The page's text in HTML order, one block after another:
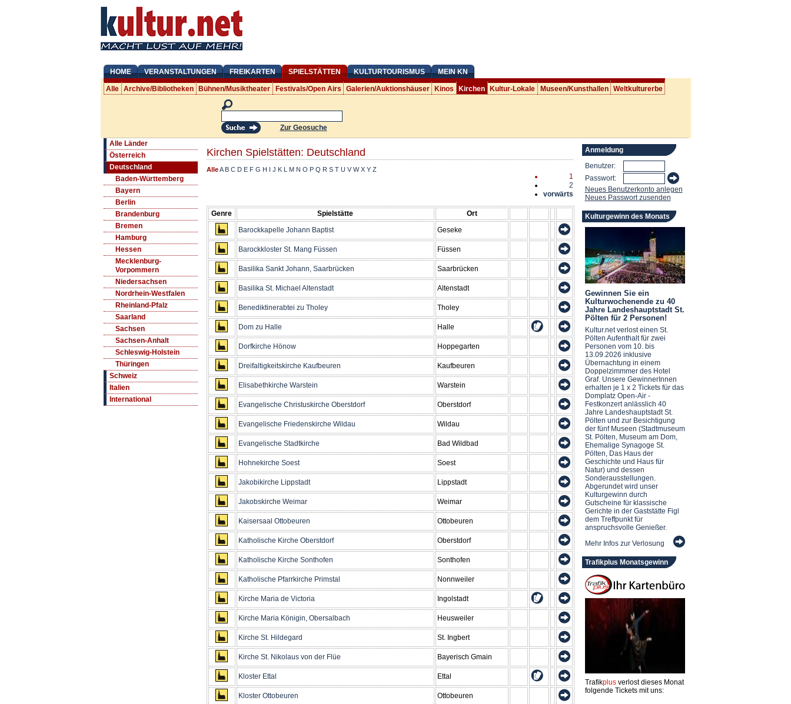
HOME VERANSTALTUNGEN FREIKARTEN SPIELSTÄTTEN KULTURTOURISMUS MEIN KN
Alle Archive/Bibliotheken Bühnen/Musiktheater Festivals/Open Airs Galerien/Auktionshäuser Kinos Kirchen Kultur-Lokale Museen/Kunsthallen Weltkulturerbe
Zur Geosuche
Alle Länder
Österreich
Deutschland
Baden-Württemberg
Bayern
Berlin
Brandenburg
Bremen
Hamburg
Hessen
Mecklenburg-
Vorpommern
Niedersachsen
Nordrhein-Westfalen
Rheinland-Pfalz
Saarland
Sachsen
Sachsen-Anhalt
Schleswig-Holstein
Thüringen
Schweiz
Italien
International
Kirchen Spielstätten: Deutschland
Alle A B C D E F G H I J K L M N O P Q R S T U V W X Y Z
1
2
vorwärts
Genre Spielstätte
Ort
Barockkapelle Johann Baptist
Geseke
Barockkloster St. Mang Füssen Füssen
Basilika Sankt Johann, Saarbrücken Saarbrücken
Basilika St. Michael Altenstadt Altenstadt
Benediktinerabtei zu Tholey Tholey
Dom zu Halle Halle
Dorfkirche Hönow Hoppegarten
Dreifaltigkeitskirche Kaufbeuren Kaufbeuren
Elisabethkirche Warstein Warstein
Evangelische Christuskirche Oberstdorf Oberstdorf
Evangelische Friedenskirche Wildau Wildau
Evangelische Stadtkirche Bad Wildbad
Hohnekirche Soest Soest
Jakobikirche Lippstadt Lippstadt
Jakobskirche Weimar Weimar
Kaisersaal Ottobeuren Ottobeuren
Katholische Kirche Oberstdorf Oberstdorf
Katholische Kirche Sonthofen Sonthofen
Katholische Pfarrkirche Primstal Nonnweiler
Kirche Maria de Victoria Ingolstadt
Kirche Maria Königin, Obersalbach Heusweiler
Kirche St. Hildegard St. Ingbert
Kirche St. Nikolaus von der Flüe Bayerisch Gmain
Kloster Ettal Ettal
Kloster Ottobeuren Ottobeuren
Anmeldung
Benutzer:
Passwort:
Neues Benutzerkonto anlegen
Neues Passwort zusenden
Kulturgewinn des Monats
Gewinnen Sie ein
Kulturwochenende zu 40
Jahre Landeshauptstadt St.
Pölten für 2 Personen!
Kultur.net verlost einen St.
Pölten Aufenthalt für zwei
Personen vom 10. bis
13.09.2026 inklusive
Übernachtung in einem
Doppelzimmmer des Hotel
Graf. Unsere GewinnerInnen
erhalten je 1 x 2 Tickets für das
Domplatz Open-Air -
Festkonzert anlässlich 40
Jahre Landeshauptstadt St.
Pölten und zur Besichtigung
der fünf Museen (Stadtmuseum
St. Pölten, Museum am Dom,
Ehemalige Synagoge St.
Pölten, Das Haus der
Geschichte und Haus für
Natur) und dessen
Sonderausstellungen.
Abgerundet wird unser
Kulturgewinn durch
Gutscheine für klassische
Gerichte in der Gaststätte Figl
dem Treffpunkt für
anspruchsvolle Genießer.
Mehr Infos zur Verlosung
Trafikplus Monatsgewinn
Trafikplusverlost dieses Monat
folgende Tickets mit uns: